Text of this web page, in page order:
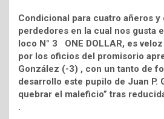
Condicional para cuatro añeros y
perdedores en la cual nos gusta
loco N° 3 ONE DOLLAR, es
por los oficios del promisorio
González (-3) , con un tanto de
desarrollo este pupilo de Juan P.
quebrar el maleficio” tras
.